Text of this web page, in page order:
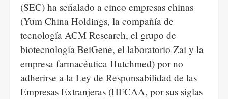
(SEC) ha señalado a cinco empresas chinas
(Yum China Holdings, la compañía de
tecnología ACM Research, el grupo de
biotecnología BeiGene, el laboratorio Zai y la
empresa farmacéutica Hutchmed) por no
adherirse a la Ley de Responsabilidad de las
Empresas Extranjeras (HFCAA, por sus siglas